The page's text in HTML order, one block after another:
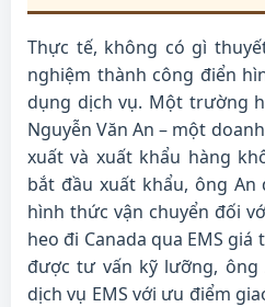
Thực tế, không có gì
nghiệm thành công điển
dụng dịch vụ. Một trường
Nguyễn Văn An – một
xuất và xuất khẩu hàng
bắt đầu xuất khẩu, ông An
hình thức vận chuyển đối
heo đi Canada qua EMS
được tư vấn kỹ lưỡng,
dịch vụ EMS với ưu điểm